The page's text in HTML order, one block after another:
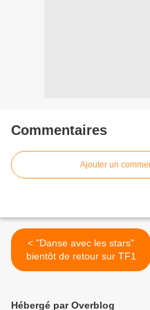
Commentaires
Ajouter un
< "Danse avec les stars"
bientôt de retour sur TF1
Hébergé par Overblog